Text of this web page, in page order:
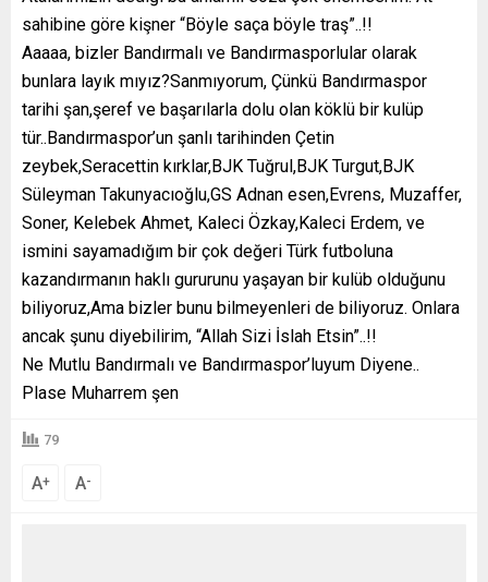
sahibine göre kişner “Böyle saça böyle traş”..!!
Aaaaa, bizler Bandırmalı ve Bandırmasporlular olarak
bunlara layık mıyız?Sanmıyorum, Çünkü Bandırmaspor
tarihi şan,şeref ve başarılarla dolu olan köklü bir kulüp
tür..Bandırmaspor’un şanlı tarihinden Çetin
zeybek,Seracettin kırklar,BJK Tuğrul,BJK Turgut,BJK
Süleyman Takunyacıoğlu,GS Adnan esen,Evrens, Muzaffer,
Soner, Kelebek Ahmet, Kaleci Özkay,Kaleci Erdem, ve
ismini sayamadığım bir çok değeri Türk futboluna
kazandırmanın haklı gururunu yaşayan bir kulüb olduğunu
biliyoruz,Ama bizler bunu bilmeyenleri de biliyoruz. Onlara
ancak şunu diyebilirim, “Allah Sizi İslah Etsin”..!!
Ne Mutlu Bandırmalı ve Bandırmaspor’luyum Diyene..
Plase Muharrem şen
79
A+ A-